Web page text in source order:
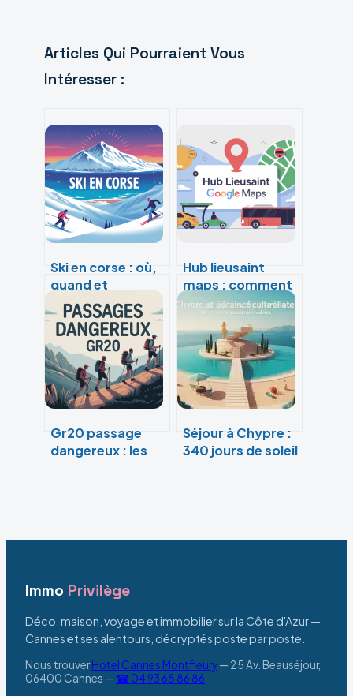
Articles Qui Pourraient Vous
Intéresser :
Ski en corse : où,
quand et
comment en
profiter vraiment
Hub lieusaint
maps : comment
s’y rendre et en
profiter
pleinement
Gr20 passage
dangereux : les
Séjour à Chypre :
340 jours de soleil
voyage ?
Immo Privilège
Déco, maison, voyage et immobilier sur la Côte d'Azur —
Cannes et ses alentours, décryptés poste par poste.
Nous trouverHotel Cannes Montfleury— 25 Av. Beauséjour,
06400 Cannes — ☎ 04 93 68 86 86